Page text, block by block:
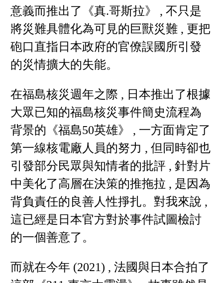
意義而推出了《真.哥斯拉》 , 不只是
將災難具體化為可見的巨獸災難 , 更把
砲口直指日本政府的官僚誤國所引發
的災情擴大的失能。
在福島核災週年之際 , 日本推出了根據
大眾已知的福島核災事件簡史流程為
背景的《福島50英雄》 , 一方面肯定了
第一線核電廠人員的努力 , 但同時卻也
引發部分民眾與知情者的批評 , 針對片
中美化了高層在決策的推拖拉 , 是因為
背負責任的良善人性掙扎。對我來說 ,
這已經是日本官方對於事件試圖檢討
的一個善意了。
而就在今年 (2021) , 法國與日本合拍了